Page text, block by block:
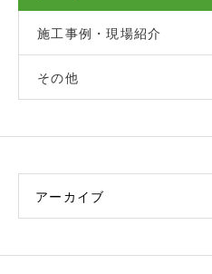
施工事例・現場紹介
その他
アーカイブ